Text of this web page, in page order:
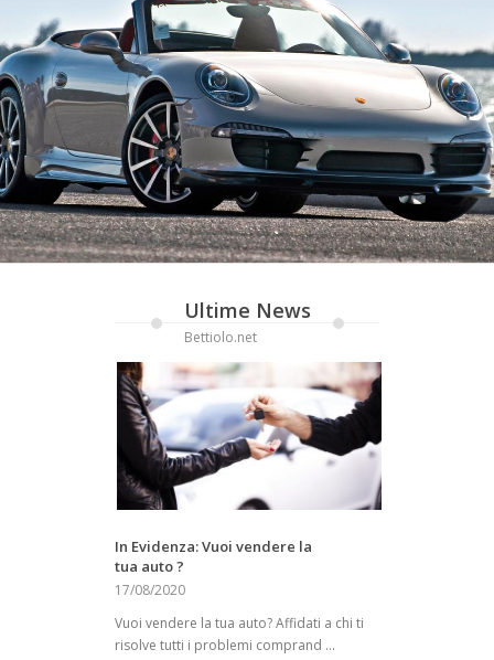
Ultime News
Bettiolo.net
In Evidenza: Vuoi vendere la
tua auto ?
17/08/2020
Vuoi vendere la tua auto? Affidati a chi ti
risolve tutti i problemi comprand ...